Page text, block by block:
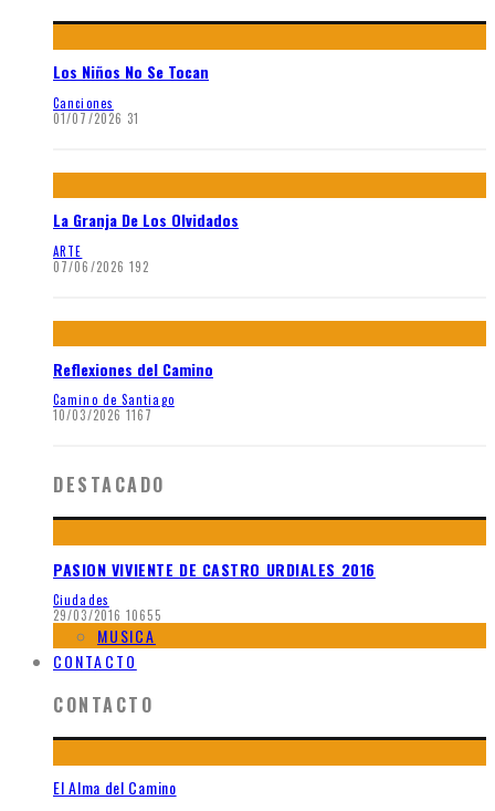
Los Niños No Se Tocan
Canciones
01/07/2026 31
La Granja De Los Olvidados
ARTE
07/06/2026 192
Reflexiones del Camino
Camino de Santiago
10/03/2026 1167
DESTACADO
PASION VIVIENTE DE CASTRO URDIALES 2016
Ciudades
29/03/2016 10655
MUSICA
CONTACTO
CONTACTO
El Alma del Camino